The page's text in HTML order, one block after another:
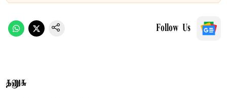
Follow Us
தனுசு